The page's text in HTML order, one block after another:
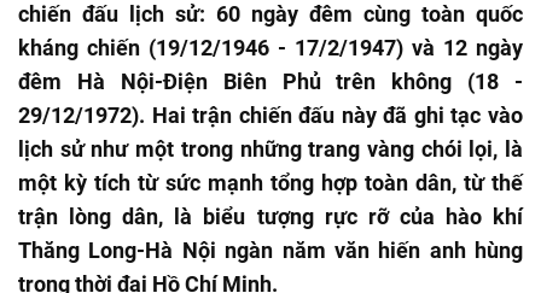
chiến đấu lịch sử: 60 ngày đêm cùng toàn quốc
kháng chiến (19/12/1946 - 17/2/1947) và 12 ngày
đêm Hà Nội-Điện Biên Phủ trên không (18 -
29/12/1972). Hai trận chiến đấu này đã ghi tạc vào
lịch sử như một trong những trang vàng chói lọi, là
một kỳ tích từ sức mạnh tổng hợp toàn dân, từ thế
trận lòng dân, là biểu tượng rực rỡ của hào khí
Thăng Long-Hà Nội ngàn năm văn hiến anh hùng
trong thời đại Hồ Chí Minh.